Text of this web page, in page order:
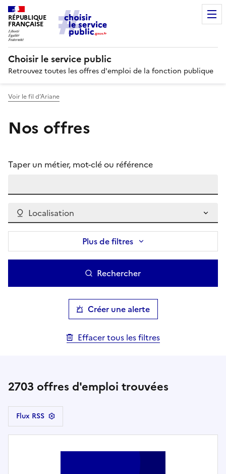
RÉPUBLIQUE
FRANÇAISE
Choisir le service public
Retrouvez toutes les offres d'emploi de la fonction publique
Voir le fil d’Ariane
Nos offres
Taper un métier, mot-clé ou référence
Localisation
Plus de filtres
Rechercher
Créer une alerte
Effacer tous les filtres
2703 offres d'emploi trouvées
Flux RSS